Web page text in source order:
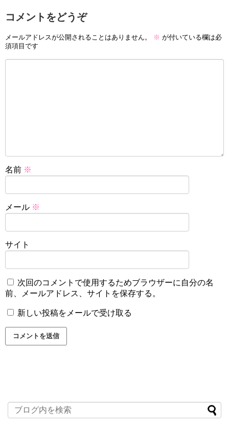
コメントをどうぞ
メールアドレスが公開されることはありません。 ※ が付いている欄は必
須項目です
名前 ※
メール ※
サイト
次回のコメントで使用するためブラウザーに自分の名
前、メールアドレス、サイトを保存する。
新しい投稿をメールで受け取る